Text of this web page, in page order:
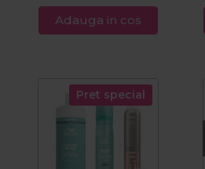
Adauga in cos
Pret special